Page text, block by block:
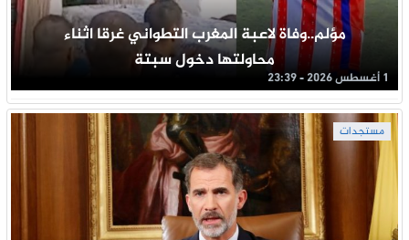
مؤلم..وفاة لاعبة المغرب التطواني غرقا اثناء
محاولتها دخول سبتة
1 أغسطس 2026 - 23:39
مستجدات